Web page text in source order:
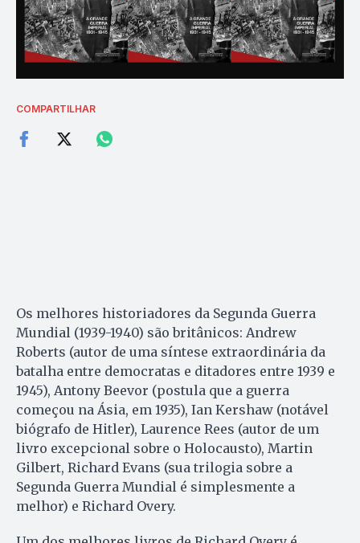
COMPARTILHAR
Os melhores historiadores da Segunda Guerra
Mundial (1939-1940) são britânicos: Andrew
Roberts (autor de uma síntese extraordinária da
batalha entre democratas e ditadores entre 1939 e
1945), Antony Beevor (postula que a guerra
começou na Ásia, em 1935), Ian Kershaw (notável
biógrafo de Hitler), Laurence Rees (autor de um
livro excepcional sobre o Holocausto), Martin
Gilbert, Richard Evans (sua trilogia sobre a
Segunda Guerra Mundial é simplesmente a
melhor) e Richard Overy.